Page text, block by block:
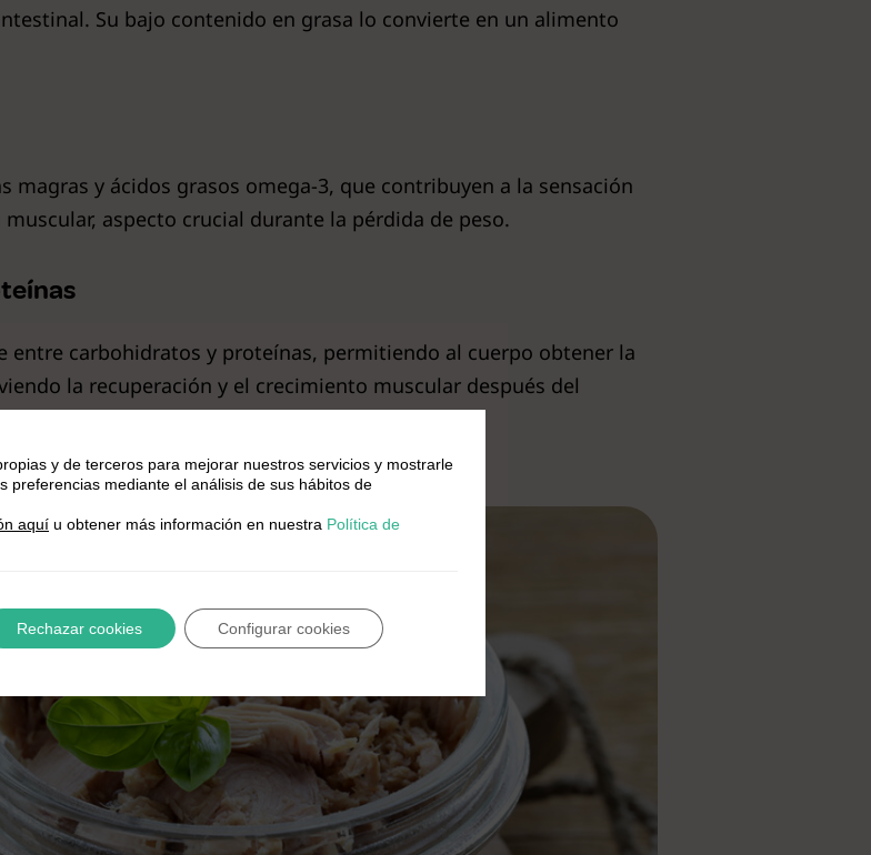
Su bajo contenido en grasa lo convierte en un alimento
magras y ácidos grasos omega-3, que contribuyen a la sensación
aspecto crucial durante la pérdida de peso.
entre carbohidratos y proteínas, permitiendo al cuerpo obtener la
la recuperación y el crecimiento muscular después del
y de terceros para mejorar nuestros servicios y mostrarle
preferencias mediante el análisis de sus hábitos de
aquí u obtener más información en nuestra Política de
Rechazar cookies Configurar cookies